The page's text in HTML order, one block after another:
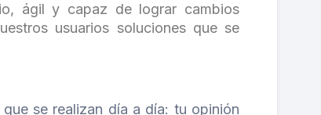
ágil y capaz de lograr cambios
usuarios soluciones que se
se realizan día a día: tu opinión